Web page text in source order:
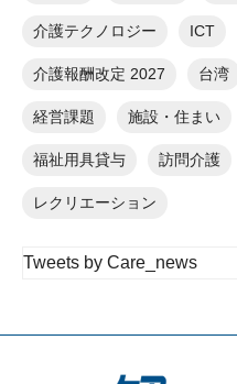
介護テクノロジー ICT
介護報酬改定 2027 台湾
経営課題 施設・住まい
福祉用具貸与 訪問介護
レクリエーション
Tweets by Care_news